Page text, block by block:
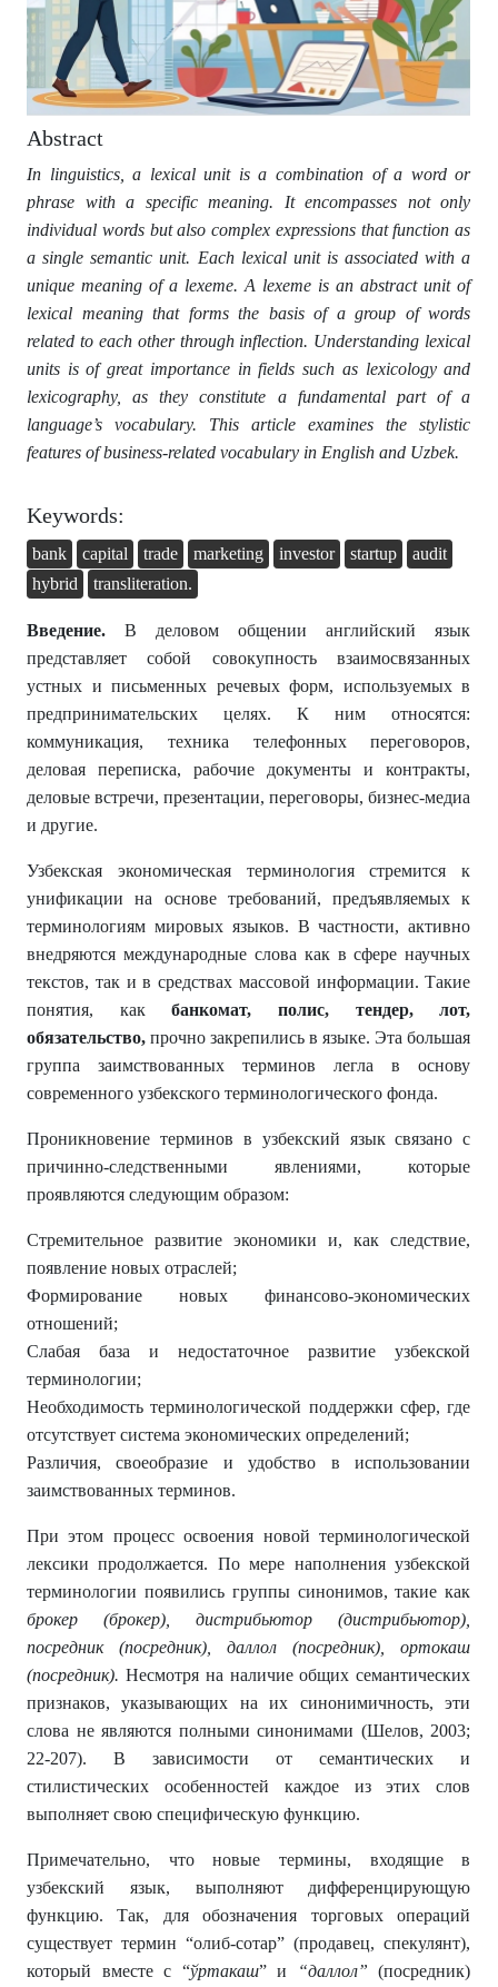
Abstract
In linguistics, a lexical unit is a combination of a word or
phrase with a specific meaning. It encompasses not only
individual words but also complex expressions that function as
a single semantic unit. Each lexical unit is associated with a
unique meaning of a lexeme. A lexeme is an abstract unit of
lexical meaning that forms the basis of a group of words
related to each other through inflection. Understanding lexical
units is of great importance in fields such as lexicology and
lexicography, as they constitute a fundamental part of a
language’s vocabulary. This article examines the stylistic
features of business-related vocabulary in English and Uzbek.
Keywords:
bank capital trade marketing investor startup
audit
hybrid
transliteration.
Введение.В деловом общении английский язык
представляет собой совокупность взаимосвязанных
устных и письменных речевых форм, используемых в
предпринимательских целях. К ним относятся:
коммуникация, техника телефонных переговоров,
деловая переписка, рабочие документы и контракты,
деловые встречи, презентации, переговоры, бизнес-медиа
и другие.
Узбекская экономическая терминология стремится к
унификации на основе требований, предъявляемых к
терминологиям мировых языков. В частности, активно
внедряются международные слова как в сфере научных
текстов, так и в средствах массовой информации. Такие
понятия, какбанкомат, полис, тендер, лот,
обязательство, прочно закрепились в языке. Эта большая
группа заимствованных терминов легла в основу
современного узбекского терминологического фонда.
Проникновение терминов в узбекский язык связано с
причинно-следственными явлениями, которые
проявляются следующим образом:
Стремительное развитие экономики и, как следствие,
появление новых отраслей;
Формирование новых финансово-экономических
отношений;
Слабая база и недостаточное развитие узбекской
терминологии;
Необходимость терминологической поддержки сфер, где
отсутствует система экономических определений;
Различия, своеобразие и удобство в использовании
заимствованных терминов.
При этом процесс освоения новой терминологической
лексики продолжается. По мере наполнения узбекской
терминологии появились группы синонимов, такие как
брокер (брокер), дистрибьютор (дистрибьютор),
посредник (посредник), даллол (посредник), ортокаш
(посредник). Несмотря на наличие общих семантических
признаков, указывающих на их синонимичность, эти
слова не являются полными синонимами (Шелов, 2003;
22-207). В зависимости от семантических и
стилистических особенностей каждое из этих слов
выполняет свою специфическую функцию.
Примечательно, что новые термины, входящие в
узбекский язык, выполняют дифференцирующую
функцию. Так, для обозначения торговых операций
существует термин “олиб-сотар” (продавец, спекулянт),
который вместе с “ўртакаш” и “даллол” (посредник)